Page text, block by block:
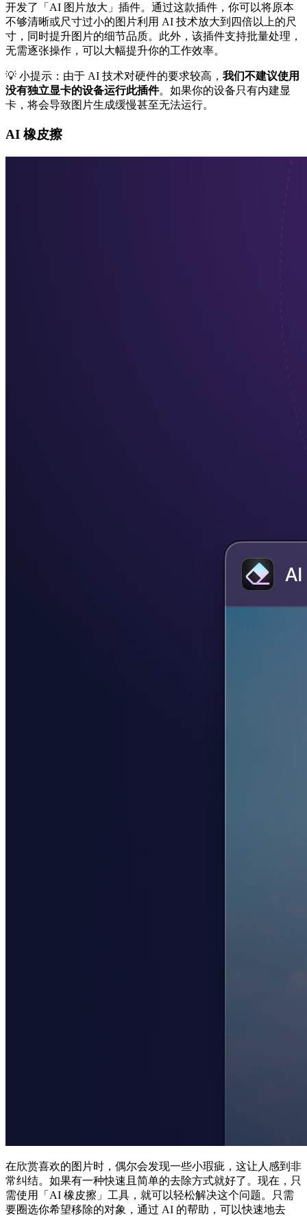
开发了「AI 图片放大」插件。通过这款插件，你可以将原本
不够清晰或尺寸过小的图片利用 AI 技术放大到四倍以上的尺
寸，同时提升图片的细节品质。此外，该插件支持批量处理，
无需逐张操作，可以大幅提升你的工作效率。
💡 小提示：由于 AI 技术对硬件的要求较高， 我们不建议使用
没有独立显卡的设备运行此插件。如果你的设备只有内建显
卡，将会导致图片生成缓慢甚至无法运行。
AI 橡皮擦
在欣赏喜欢的图片时，偶尔会发现一些小瑕疵，这让人感到非
常纠结。如果有一种快速且简单的去除方式就好了。现在，只
需使用「AI 橡皮擦」工具，就可以轻松解决这个问题。只需
要圈选你希望移除的对象，通过 AI 的帮助，可以快速地去